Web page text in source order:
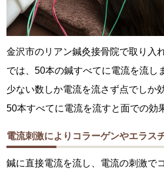
金沢市のリアン鍼灸接骨院で取り入
では、50本の鍼すべてに電流を流し
少ない数しか電流を流さず点でしか
50本すべてに電流を流すと面での効
電流刺激によりコラーゲンやエラス
鍼に直接電流を流し、電流の刺激で